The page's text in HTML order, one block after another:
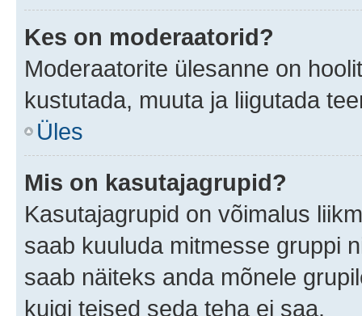
Kes on moderaatorid?
Moderaatorite ülesanne on
kustutada, muuta ja liigutada
Üles
Mis on kasutajagrupid?
Kasutajagrupid on võimalus
saab kuuluda mitmesse gruppi
saab näiteks anda mõnele
kuigi teised seda teha ei saa.